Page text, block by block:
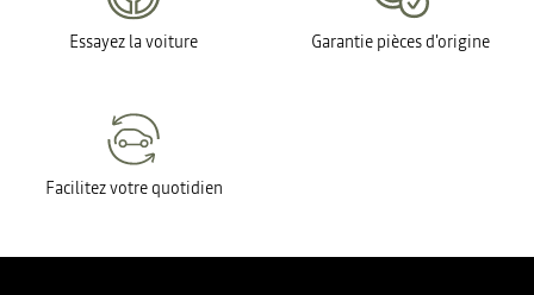
Essayez la voiture Garantie pièces d'origine
Facilitez votre quotidien